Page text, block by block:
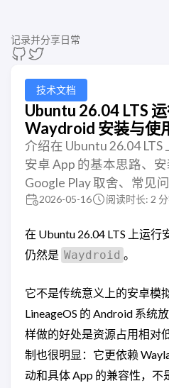
记录并分享日常
技术文档
Ubuntu 26.04 LTS 运
Waydroid 安装与使
介绍在 Ubuntu 26.04 LTS
安卓 App 的基本思路、
Google Play 取舍、常见
2026-05-16 阅读时长: 2
在 Ubuntu 26.04 LTS 上运
仍然是 Waydroid 。
它不是传统意义上的安卓模
LineageOS 的 Android 系统
样做的好处是资源占用相对
制也很明显：它更依赖
动和具体 App 的兼容性，不